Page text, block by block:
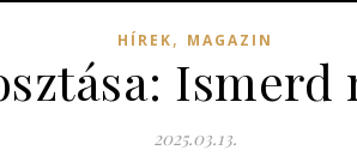
HÍREK, MAGAZIN
2025.03.13.